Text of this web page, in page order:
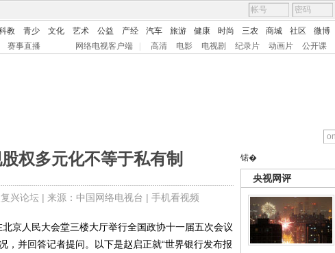
教 青少 文化 艺术 公益 产经 汽车 旅游 健康 时尚 三农 商城 社区 微博
赛事直播 网络电视客户端 高清 电影 电视剧 纪录片 动画片 公开课
权多元化不等于私有制
兴论坛| 来源：中国网络电视台 | 手机看视频
锘�
央视网评
京人民大会堂三楼大厅举行全国政协十一届五次会议
，并回答记者提问。以下是赵启正就“世界银行发布报